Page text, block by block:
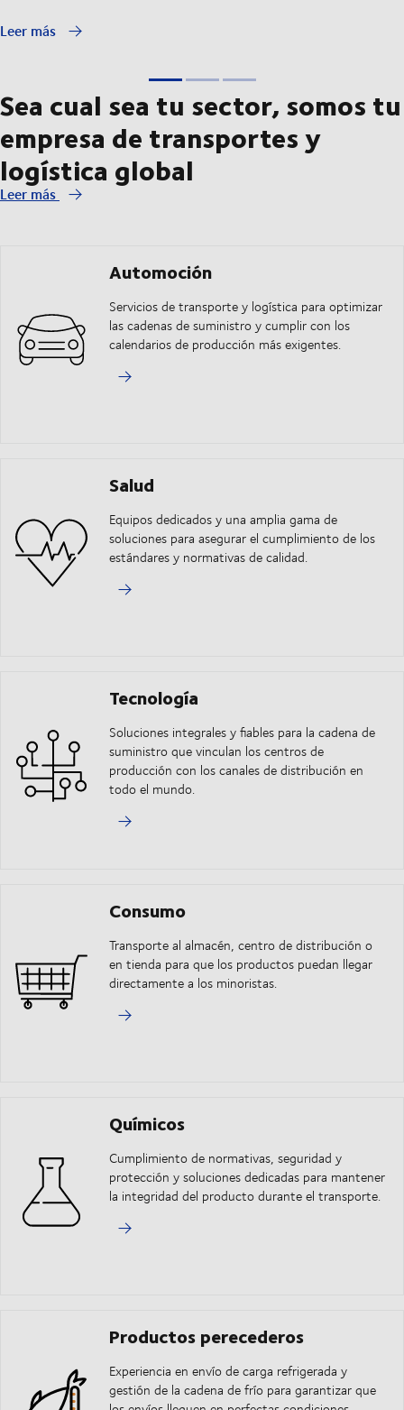
Leer más
Sea cual sea tu sector, somos tu
empresa de transportes y
logística global
Leer más
Automoción
Servicios de transporte y logística para optimizar
las cadenas de suministro y cumplir con los
calendarios de producción más exigentes.
Salud
Equipos dedicados y una amplia gama de
soluciones para asegurar el cumplimiento de los
estándares y normativas de calidad.
Tecnología
Soluciones integrales y fiables para la cadena de
suministro que vinculan los centros de
producción con los canales de distribución en
todo el mundo.
Consumo
Transporte al almacén, centro de distribución o
en tienda para que los productos puedan llegar
directamente a los minoristas.
Químicos
Cumplimiento de normativas, seguridad y
protección y soluciones dedicadas para mantener
la integridad del producto durante el transporte.
Productos perecederos
Experiencia en envío de carga refrigerada y
gestión de la cadena de frío para garantizar que